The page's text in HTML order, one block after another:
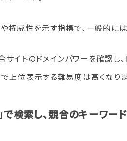
権威性を示す指標で、一般的に
イトのドメインパワーを確認し
上位表示する難易度は高くなりま
索し、競合のキーワー